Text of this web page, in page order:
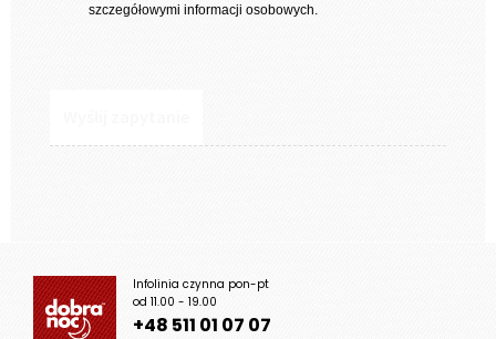
szczegółowymi informacji osobowych.
Infolinia czynna pon-pt
od 11.00 - 19.00
+48 511 01 07 07